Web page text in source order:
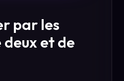
par les
deux et de